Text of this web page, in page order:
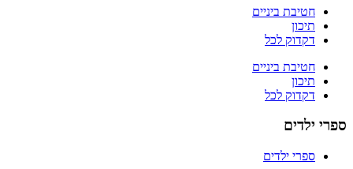
חטיבת ביניים
תיכון
דקדוק לכל
חטיבת ביניים
תיכון
דקדוק לכל
ספרי ילדים
ספרי ילדים